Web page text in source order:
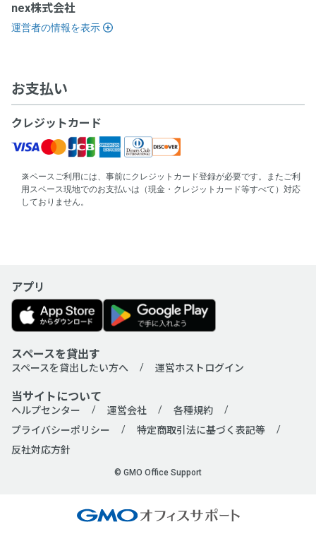
nex株式会社
運営者の情報を表示
お支払い
クレジットカード
スペースご利用には、事前にクレジットカード登録が必要です。またご利
用スペース現地でのお支払いは（現金・クレジットカード等すべて）対応
しておりません。
アプリ
スペースを貸出す
スペースを貸出したい方へ 運営ホストログイン
当サイトについて
ヘルプセンター 運営会社
各種規約
プライバシーポリシー
特定商取引法に基づく表記等
反社対応方針
© GMO Office Support